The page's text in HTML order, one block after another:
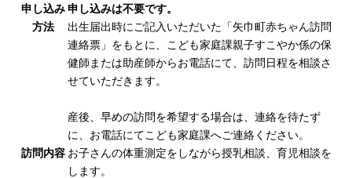
申し込み
方法
申し込みは不要です。
出生届出時にご記入いただいた「矢巾町赤ちゃん訪問
連絡票」をもとに、こども家庭課親子すこやか係の保
健師または助産師からお電話にて、訪問日程を相談さ
せていただきます。
産後、早めの訪問を希望する場合は、連絡を待たず
に、お電話にてこども家庭課へご連絡ください。
訪問内容 お子さんの体重測定をしながら授乳相談、育児相談を
します。